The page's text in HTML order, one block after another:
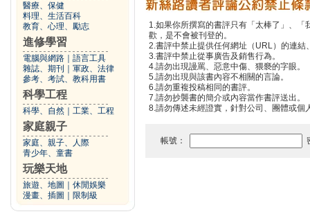
醫療、保健
料理、生活百科
教育、心理、勵志
進修學習
電腦與網路
語言工具
雜誌、期刊
軍政、法律
參考、考試、教科用書
科學工程
科學、自然 工業、工程
家庭親子
家庭、親子、人際
青少年、童書
玩樂天地
旅遊、地圖
休閒娛樂
漫畫、插圖
限制級
1.如果你所撰寫的書評只有「太棒了」、
歡，是不會被刊登的。
2.書評中禁止提供任何網址（URL）的連結
3.書評中禁止從事廣告及銷售行為。
4.請勿出現謾罵、惡意中傷、猥褻的字眼。
5.請勿出現與該書內容不相關的言論。
6.請勿重複投稿相同的書評。
7.請勿抄襲書的簡介或內容當作書評送出。
8.請勿傳述未經證實，針對公司、團體或個
帳號：